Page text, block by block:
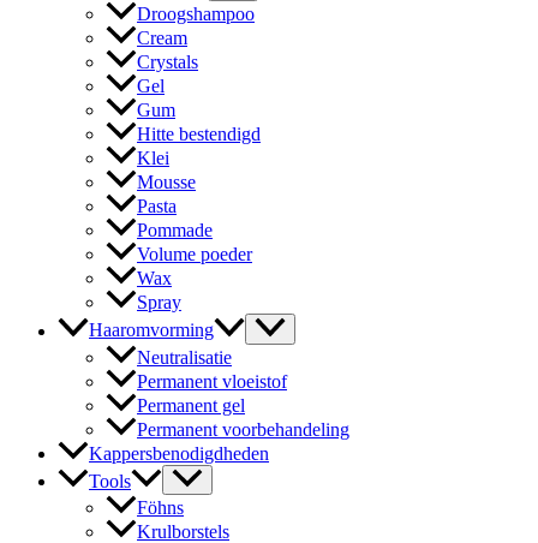
Droogshampoo
Cream
Crystals
Gel
Gum
Hitte bestendigd
Klei
Mousse
Pasta
Pommade
Volume poeder
Wax
Spray
Haaromvorming
Neutralisatie
Permanent vloeistof
Permanent gel
Permanent voorbehandeling
Kappersbenodigdheden
Tools
Föhns
Krulborstels